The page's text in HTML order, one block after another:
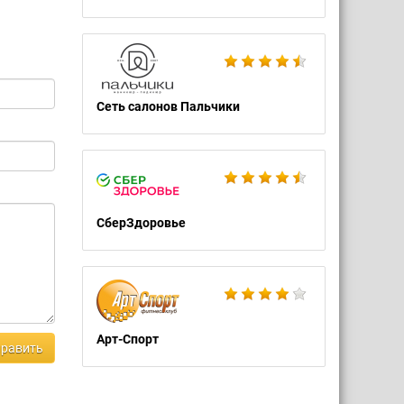
Сеть салонов Пальчики
СберЗдоровье
Арт-Спорт